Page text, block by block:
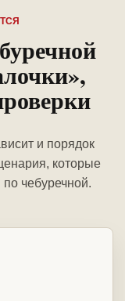
и порядок
которые
чебуречной.